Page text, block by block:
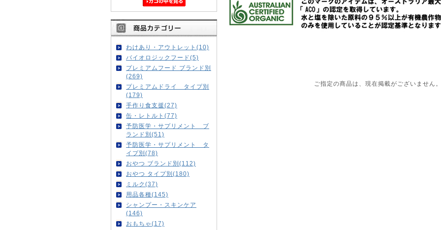
わけあり・アウトレット(10)
バイオロジックフード(5)
プレミアムフード ブランド別
(269)
プレミアムドライ タイプ別
(179)
手作り食支援(27)
缶・レトルト(77)
予防医学・サプリメント ブ
ランド別(51)
予防医学・サプリメント タ
イプ別(78)
おやつ ブランド別(112)
おやつ タイプ別(180)
ミルク(37)
用品各種(145)
シャンプー・スキンケア
(146)
おもちゃ(17)
ご指定の商品は、現在掲載がございません